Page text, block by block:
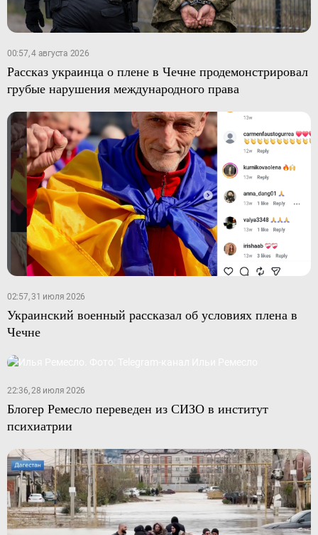
00:57, 4 августа 2026
Рассказ украинца о плене в Чечне продемонстрировал
грубые нарушения международного права
02:57, 31 июля 2026
Украинский военный рассказал об условиях плена в
Чечне
22:36, 28 июля 2026
Блогер Ремесло переведен из СИЗО в институт
психиатрии